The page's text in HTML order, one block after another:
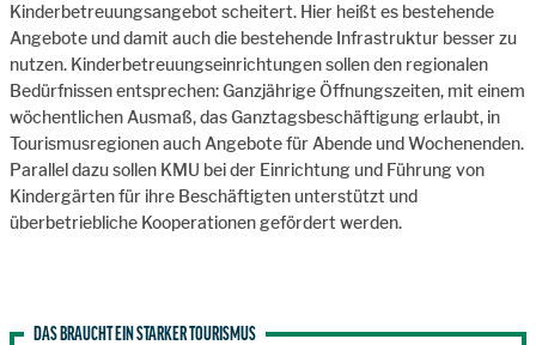
Kinderbetreuungsangebot scheitert. Hier heißt es bestehende
Angebote und damit auch die bestehende Infrastruktur besser zu
nutzen. Kinderbetreuungseinrichtungen sollen den regionalen
Bedürfnissen entsprechen: Ganzjährige Öffnungszeiten, mit einem
wöchentlichen Ausmaß, das Ganztagsbeschäftigung erlaubt, in
Tourismusregionen auch Angebote für Abende und Wochenenden.
Parallel dazu sollen KMU bei der Einrichtung und Führung von
Kindergärten für ihre Beschäftigten unterstützt und
überbetriebliche Kooperationen gefördert werden.
DAS BRAUCHT EIN STARKER TOURISMUS